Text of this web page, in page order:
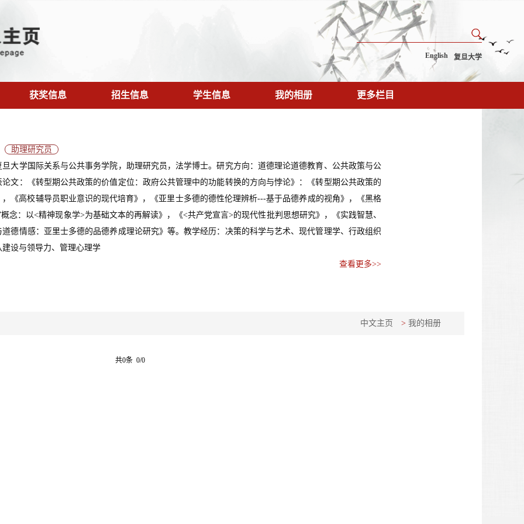
English 复旦大学
获奖信息 招生信息 学生信息 我的相册 更多栏目
助理研究员
旦大学国际关系与公共事务学院，助理研究员，法学博士。研究方向：道德理论道德教育、公共政策与公
论文：《转型期公共政策的价值定位：政府公共管理中的功能转换的方向与悖论》：《转型期公共政策的
，《高校辅导员职业意识的现代培育》，《亚里士多德的德性伦理辨析---基于品德养成的视角》，《黑格
概念：以<精神现象学>为基础文本的再解读》，《<共产党宣言>的现代性批判思想研究》，《实践智慧、
道德情感：亚里士多德的品德养成理论研究》等。教学经历：决策的科学与艺术、现代管理学、行政组织
建设与领导力、管理心理学
查看更多>>
中文主页 > 我的相册
共0条 0/0